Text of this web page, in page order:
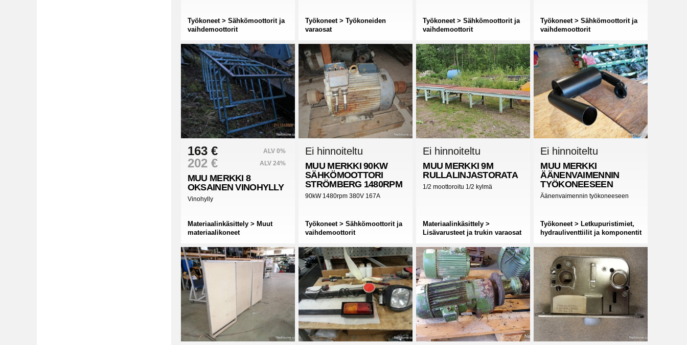
Työkoneet > Sähkömoottorit ja
vaihdemoottorit
Työkoneet > Työkoneiden
varaosat
Työkoneet > Sähkömoottorit ja
vaihdemoottorit
Työkoneet > Sähkömoottorit ja
vaihdemoottorit
163 € ALV 0%
202 € ALV 24%
MUU MERKKI 8
OKSAINEN VINOHYLLY
Vinohylly
Materiaalinkäsittely > Muut
materiaalikoneet
Ei hinnoiteltu
MUU MERKKI 90KW
SÄHKÖMOOTTORI
STRÖMBERG 1480RPM
90kW 1480rpm 380V 167A
Työkoneet > Sähkömoottorit ja
vaihdemoottorit
Ei hinnoiteltu
MUU MERKKI 9M
RULLALINJASTORATA
1/2 moottoroitu 1/2 kylmä
Materiaalinkäsittely >
Lisävarusteet ja trukin varaosat
Ei hinnoiteltu
MUU MERKKI
ÄÄNENVAIMENNIN
TYÖKONEESEEN
Äänenvaimennin työkoneeseen
Työkoneet > Letkupuristimiet,
hydrauliventtiilit ja komponentit